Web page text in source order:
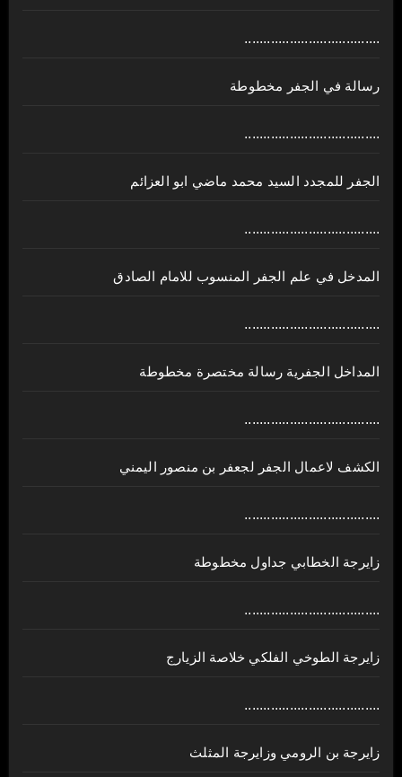
....................................
رسالة في الجفر مخطوطة
....................................
الجفر للمجدد السيد محمد ماضي ابو العزائم
....................................
المدخل في علم الجفر المنسوب للامام الصادق
....................................
المداخل الجفرية رسالة مختصرة مخطوطة
....................................
الكشف لاعمال الجفر لجعفر بن منصور اليمني
....................................
زايرجة الخطابي جداول مخطوطة
....................................
زايرجة الطوخي الفلكي خلاصة الزيارج
....................................
زايرجة بن الرومي وزايرجة المثلث